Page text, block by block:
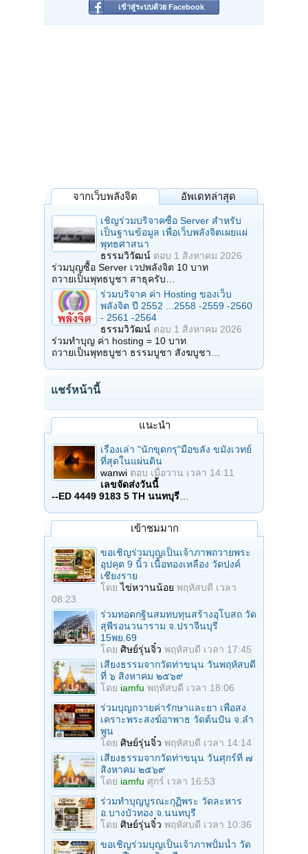
เข้าสู่ระบบด้วย Facebook
จากเว็บพลังจิต อัพเดทล่าสุด
เชิญร่วมบริจาคซื้อ Server สำหรับ
เป็นฐานข้อมูล เพื่อเว็บพลังจิตเผยแผ่
พุทธศาสนา
ธรรมวิวัฒน์ ตอบ 1 สิงหาคม 2026
ร่วมบุญซื้อ Server เวปพลังจิต 10 บาท
ถวายเป็นพุทธบูชา สาธุครับ…
ร่วมบริจาค ค่า Hosting ของเว็บ
พลังจิต ปี 2552 ...2558 -2559 -2560
- 2561 -2564
ธรรมวิวัฒน์ ตอบ 1 สิงหาคม 2026
ร่วมทำบุญ ค่า hosting = 10 บาท
ถวายเป็นพุทธบูชา ธรรมบูชา สังฆบูชา…
แชร์หน้านี้
แนะนำ
เรื่องเล่า "นักขุดกรุ"มือขลัง ขมังเวทย์
ที่สุดในแผ่นดิน
wanwi ตอบ เมื่อวาน เวลา 14:11
เลขจัดส่งวันนี้
--ED 4449 9183 5 TH นนทบุรี…
เข้าชมมาก
ขอเชิญร่วมบุญเป็นเจ้าภาพถวายพระ
อุปคุต 9 นิ้ว เนื้อทองเหลือง วัดปงค์
เชียงราย
โดยไข่หวานน้อย พฤหัสบดี เวลา
08:23
ร่วมทอดกฐินสมทบทุนสร้างอุโบสถ วัด
สุพีรอนวนาราม จ.ปราจีนบุรี
15พย.69
โดย ศิษย์รุ่นจิ๋ว พฤหัสบดี เวลา 17:45
เสียงธรรมจากวัดท่าขนุน วันพฤหัสบดี
ที่ ๖ สิงหาคม ๒๕๖๙
โดย iamfu พฤหัสบดี เวลา 18:06
ร่วมบุญถวายค่ารักษาและยา เพื่อสง
เคราะพระสงฆ์อาพาธ วัดต้นปัน จ.ลํา
พูน
โดย ศิษย์รุ่นจิ๋ว พฤหัสบดี เวลา 14:14
เสียงธรรมจากวัดท่าขนุน วันศุกร์ที่ ๗
สิงหาคม ๒๕๖๙
โดย iamfu ศุกร์ เวลา 16:53
ร่วมทําบุญบูรณะกุฏิพระ วัดละหาร
อ.บางบัวทอง จ.นนทบุรี
โดย ศิษย์รุ่นจิ๋ว พฤหัสบดี เวลา 10:36
ขอเชิญร่วมบุญเป็นเจ้าภาพปั้มน้ำ วัด